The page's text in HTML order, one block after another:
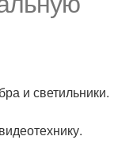
и светильники.